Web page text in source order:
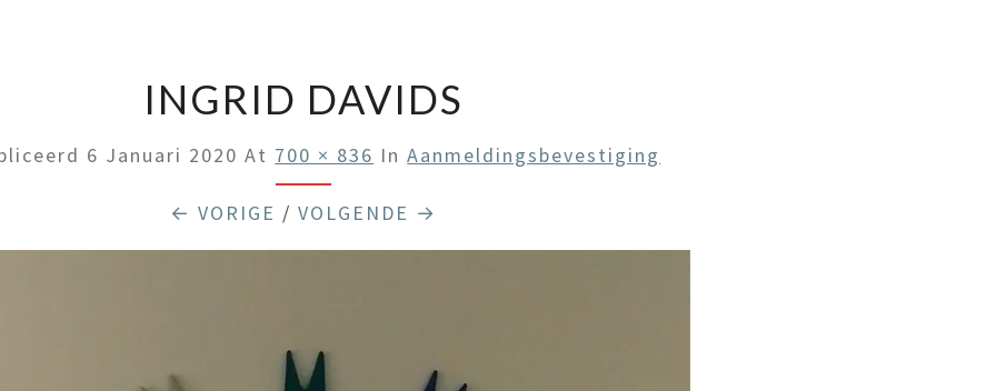
INGRID DAVIDS
6 Januari 2020 At 700 × 836 InAanmeldingsbevestiging
← VORIGE / VOLGENDE →